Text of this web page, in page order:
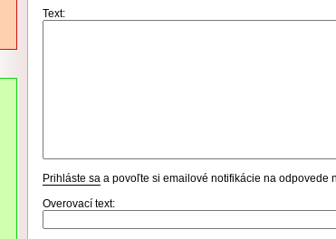
Text:
Prihláste sa a povoľte si emailové notifikácie na odpovede
Overovací text: